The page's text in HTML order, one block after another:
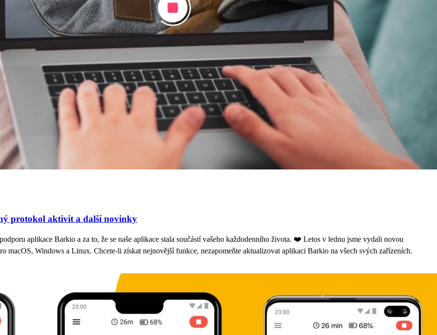
protokol aktivit a další novinky
aplikace Barkio a za to, že se naše aplikace stala součástí vašeho každodenního života. ❤️ Letos v lednu jsme vydali novou
Windows a Linux. Chcete-li získat nejnovější funkce, nezapomeňte aktualizovat aplikaci Barkio na všech svých zařízeních.